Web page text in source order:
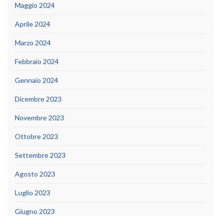
Maggio 2024
Aprile 2024
Marzo 2024
Febbraio 2024
Gennaio 2024
Dicembre 2023
Novembre 2023
Ottobre 2023
Settembre 2023
Agosto 2023
Luglio 2023
Giugno 2023